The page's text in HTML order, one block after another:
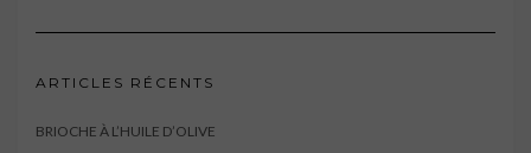
ARTICLES RÉCENTS
BRIOCHE À L’HUILE D’OLIVE